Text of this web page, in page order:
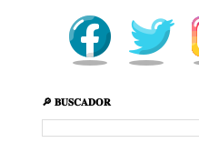
🔎 𝐁𝐔𝐒𝐂𝐀𝐃𝐎𝐑